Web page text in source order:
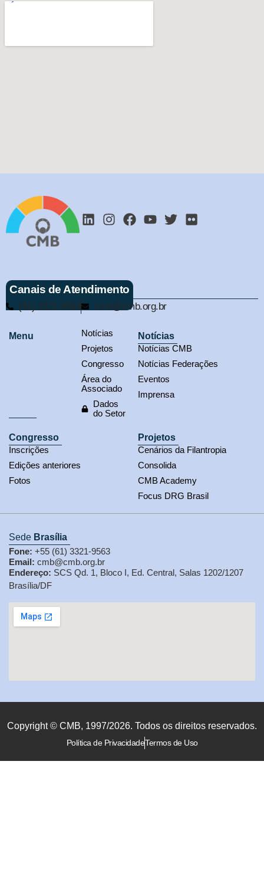
Canais de Atendimento
(61) 3321-9563 cmb@cmb.org.br
Menu
Notícias
Projetos
Congresso
Área do
Associado
Dados
do Setor
Notícias
Notícias CMB
Notícias Federações
Eventos
Imprensa
Congresso
Inscrições
Edições anteriores
Fotos
Projetos
Cenários da Filantropia
Consolida
CMB Academy
Focus DRG Brasil
Sede Brasília
Fone: +55 (61) 3321-9563
Email: cmb@cmb.org.br
Endereço: SCS Qd. 1, Bloco I, Ed. Central, Salas 1202/1207
Brasília/DF
Copyright © CMB, 1997/2026. Todos os direitos reservados.
Política de PrivacidadeTermos de Uso